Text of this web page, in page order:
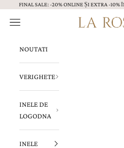
Sari la continut
FINAL SALE: -20% ONLINE ȘI EXTRA -10%
Bijuterii LA
Menu
NOUTATI
VERIGHETE
INELE DE
LOGODNA
INELE